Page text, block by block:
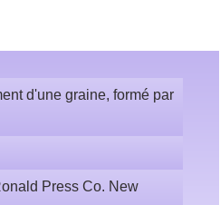
d'une graine, formé par
Press Co. New